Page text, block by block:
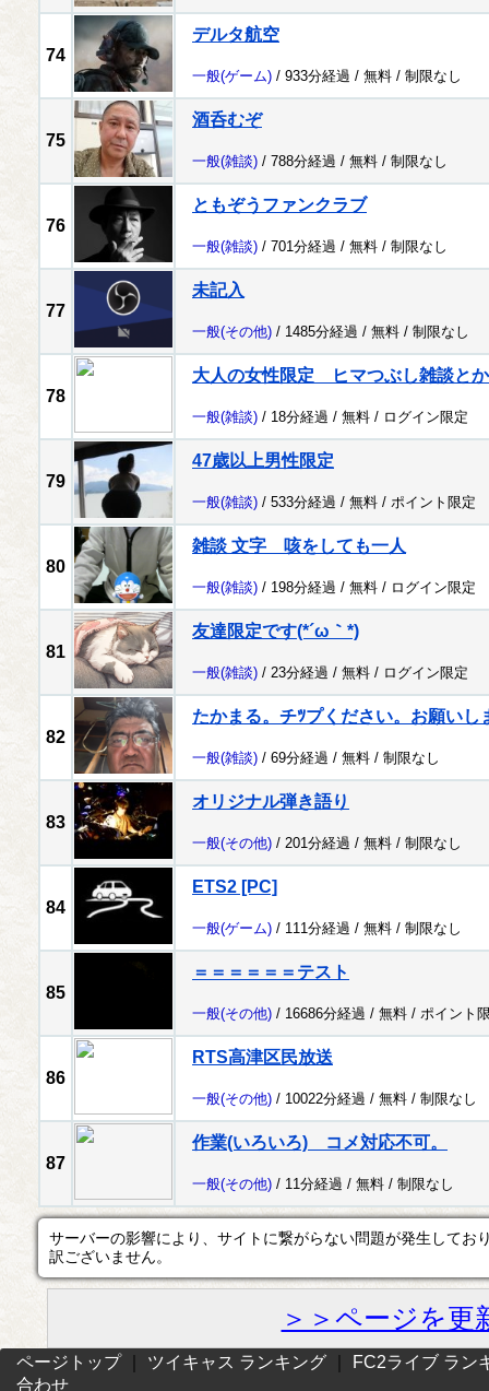
74
デルタ航空
一般(ゲーム) / 933分経過 / 無料 / 制限なし
75
酒呑むぞ
一般(雑談) / 788分経過 / 無料 / 制限なし
76
ともぞうファンクラブ
一般(雑談) / 701分経過 / 無料 / 制限なし
77
未記入
一般(その他) / 1485分経過 / 無料 / 制限なし
78
大人の女性限定 ヒマつぶし雑談と
一般(雑談) / 18分経過 / 無料 / ログイン限定
79
47歳以上男性限定
一般(雑談) / 533分経過 / 無料 / ポイント限定
80
雑談 文字 咳をしても一人
一般(雑談) / 198分経過 / 無料 / ログイン限定
81
友達限定です(⁠*⁠´⁠ω⁠｀⁠*⁠)
一般(雑談) / 23分経過 / 無料 / ログイン限定
82
たかまる。チﾂプください。お願いし
一般(雑談) / 69分経過 / 無料 / 制限なし
83
オリジナル弾き語り
一般(その他) / 201分経過 / 無料 / 制限なし
84
ETS2 [PC]
一般(ゲーム) / 111分経過 / 無料 / 制限なし
85
＝＝＝＝＝＝テスト
一般(その他) / 16686分経過 / 無料 / ポイント
86
RTS高津区民放送
一般(その他) / 10022分経過 / 無料 / 制限なし
87
作業(いろいろ) コメ対応不可。
一般(その他) / 11分経過 / 無料 / 制限なし
サーバーの影響により、サイトに繋がらない問題が発生してお
訳ございません。
＞＞ページを更
ページトップ｜ ツイキャス ランキング
FC2ライブ ラン
合わせ